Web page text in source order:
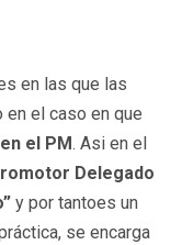
en las que las
el caso en que
el PM. Asi en el
Delegado
y por tantoes un
se encarga